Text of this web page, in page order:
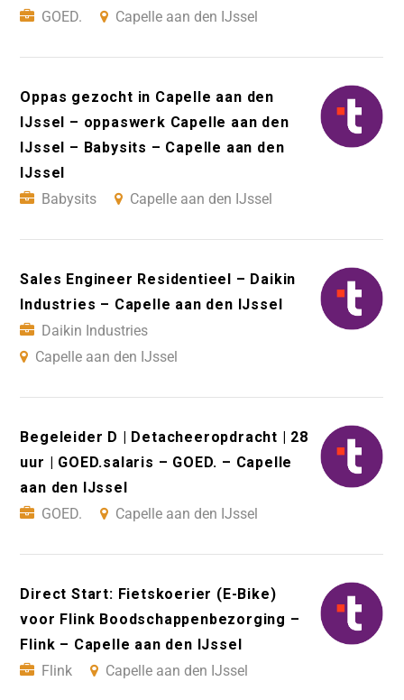
GOED.
Capelle aan den IJssel
Oppas gezocht in Capelle aan den
IJssel – oppaswerk Capelle aan den
IJssel – Babysits – Capelle aan den
IJssel
Babysits
Capelle aan den IJssel
Sales Engineer Residentieel – Daikin
Industries – Capelle aan den IJssel
Daikin Industries
Capelle aan den IJssel
Begeleider D | Detacheeropdracht | 28
uur | GOED.salaris – GOED. – Capelle
aan den IJssel
GOED.
Capelle aan den IJssel
Direct Start: Fietskoerier (E-Bike)
voor Flink Boodschappenbezorging –
Flink – Capelle aan den IJssel
Flink
Capelle aan den IJssel